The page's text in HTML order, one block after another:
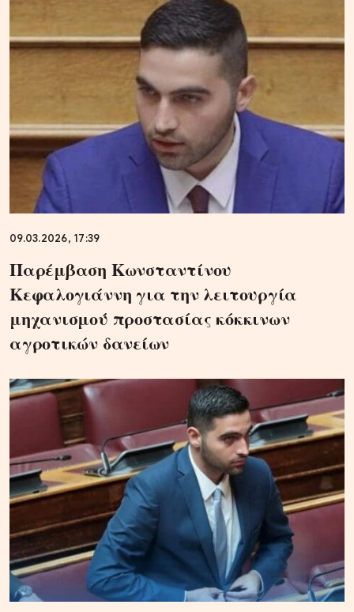
09.03.2026, 17:39
Παρέμβαση Κωνσταντίνου
Κεφαλογιάννη για την λειτουργία
μηχανισμού προστασίας κόκκινων
αγροτικών δανείων